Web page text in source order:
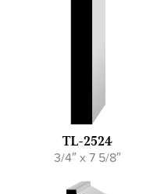
TL-2524
3/4″ x 7 5/8″